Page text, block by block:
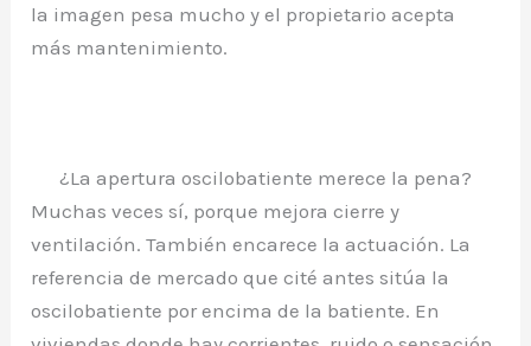
la imagen pesa mucho y el propietario acepta
más mantenimiento.
¿La apertura oscilobatiente merece la pena?
Muchas veces sí, porque mejora cierre y
ventilación. También encarece la actuación. La
referencia de mercado que cité antes sitúa la
oscilobatiente por encima de la batiente. En